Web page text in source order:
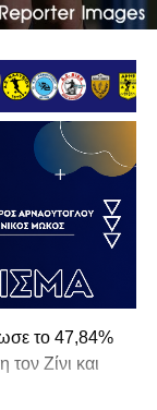
το 47,84%
Ζίνι και